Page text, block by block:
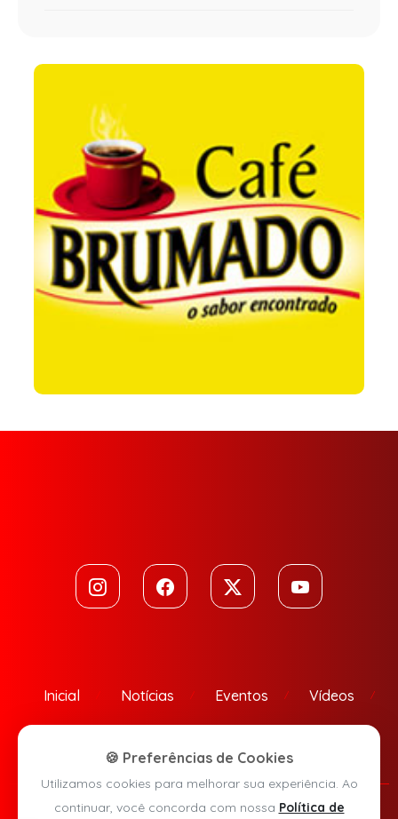
Inicial Notícias Eventos Vídeos
🍪 Preferências de Cookies
Utilizamos cookies para melhorar sua experiência. Ao
continuar, você concorda com nossa Política de